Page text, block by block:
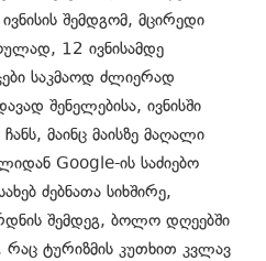
შემდგომ, მცირედი
12 ივნისამდე
საკმაოდ ძლიერად
შენელებისა, ივნისში
მაინც მაისზე მაღალი
Google-ის საძიებო
ძებნათა სიხშირე,
შემდეგ, ბოლო დღეებში
ტურიზმის კუთხით კვლავ